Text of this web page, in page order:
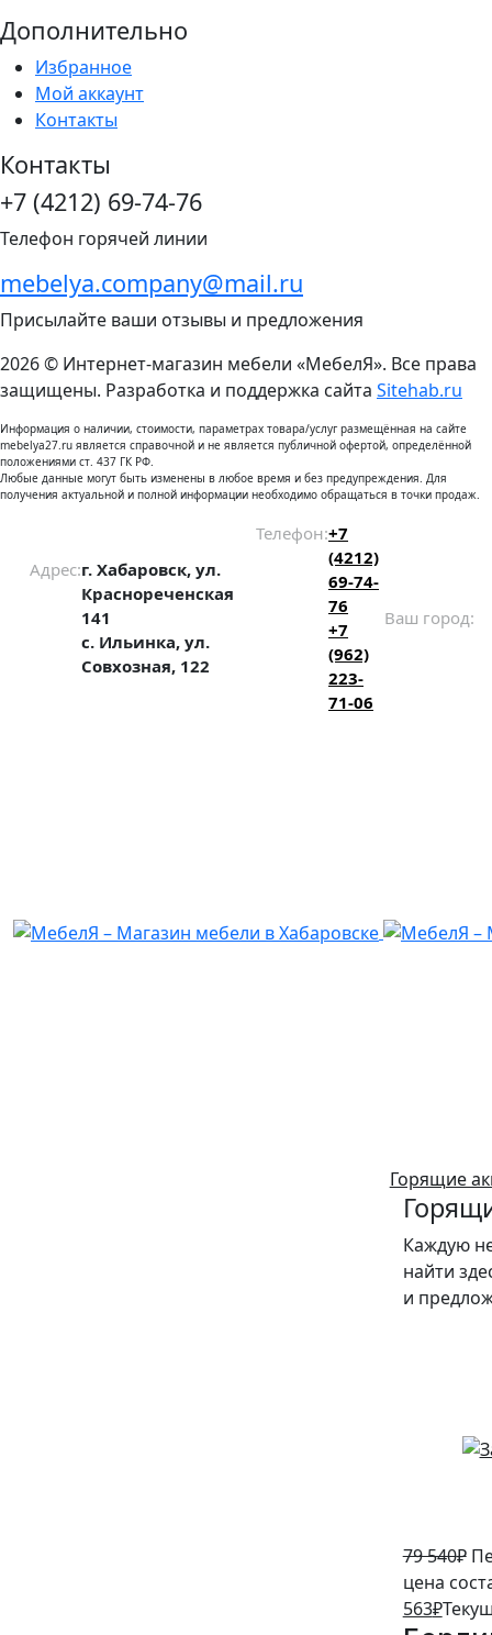
Дополнительно
Избранное
Мой аккаунт
Контакты
Контакты
+7 (4212) 69-74-76
Телефон горячей линии
mebelya.company@mail.ru
Присылайте ваши отзывы и предложения
2026 © Интернет-магазин мебели «МебелЯ». Все права
защищены. Разработка и поддержка сайта Sitehab.ru
Информация о наличии, стоимости, параметрах товара/услуг размещённая на сайте
mebelya27.ru является справочной и не является публичной офертой, определённой
положениями ст. 437 ГК РФ.
Любые данные могут быть изменены в любое время и без предупреждения. Для
получения актуальной и полной информации необходимо обращаться в точки продаж.
Адрес:г. Хабаровск, ул.
Краснореченская
141
с. Ильинка, ул.
Совхозная, 122
Телефон:+7
(4212)
69-74-
76
+7
(962)
223-
71-06
Ваш город:
Горящие
Каждую
найти
и
79 540₽
цена
563₽